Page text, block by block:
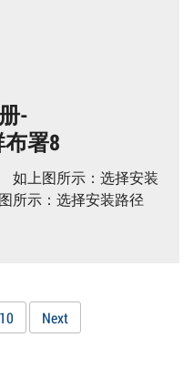
-
布署8
如上图所示：选择安装
所示：选择安装路径
Page
10 Next